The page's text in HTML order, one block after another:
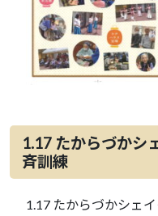
1.17 たからづかシ
斉訓練
1.17 たからづかシェ